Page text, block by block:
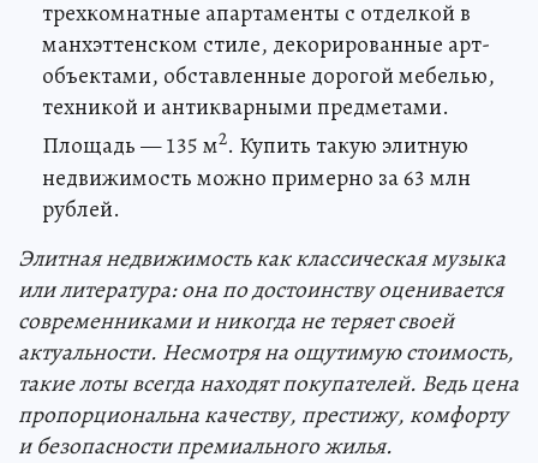
трехкомнатные апартаменты с отделкой в
манхэттенском стиле, декорированные арт-
объектами, обставленные дорогой мебелью,
техникой и антикварными предметами.
Площадь — 135 м2. Купить такую элитную
недвижимость можно примерно за 63 млн
рублей.
Элитная недвижимость как классическая музыка
или литература: она по достоинству оценивается
современниками и никогда не теряет своей
актуальности. Несмотря на ощутимую стоимость,
такие лоты всегда находят покупателей. Ведь цена
пропорциональна качеству, престижу, комфорту
и безопасности премиального жилья.